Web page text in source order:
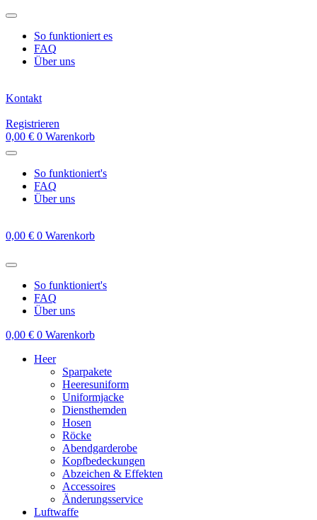
Zum
springenSo funktioniert es
FAQ
Über uns
Kontakt
Registrieren
0,00 € 0 Warenkorb
So funktioniert's
FAQ
Über uns
0,00 € 0 Warenkorb
So funktioniert's
FAQ
Über uns
0,00 € 0 Warenkorb
Heer
Sparpakete
Heeresuniform
Uniformjacke
Diensthemden
Hosen
Röcke
Abendgarderobe
Kopfbedeckungen
Abzeichen & Effekten
Accessoires
Änderungsservice
Luftwaffe